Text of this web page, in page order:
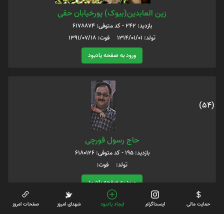
زین العابدین(بیوک) پورخیابان حقی
بازدید: 242 - کد متوفی: 6178874
تولد: 1314/01/01 فوت: 1391/07/18
ورود به صفحه یادبود
(54)
حاج رسول قورچی
بازدید: 195 - کد متوفی: 6180126
تولد: فوت:
ورود به صفحه یادبود
حمایت مالی اینستاگرام ایجاد یادبود شهدای امروز صفحات امروز